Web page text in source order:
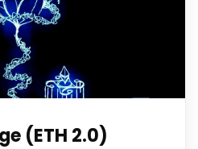
(ETH 2.0)